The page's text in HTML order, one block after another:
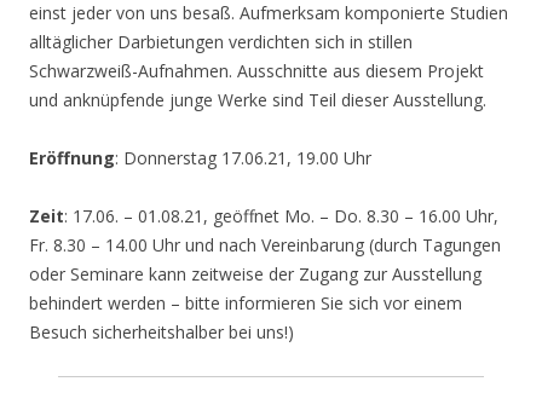
einst jeder von uns besaß. Aufmerksam komponierte Studien
alltäglicher Darbietungen verdichten sich in stillen
Schwarzweiß-Aufnahmen. Ausschnitte aus diesem Projekt
und anknüpfende junge Werke sind Teil dieser Ausstellung.
Eröffnung: Donnerstag 17.06.21, 19.00 Uhr
Zeit: 17.06. – 01.08.21, geöffnet Mo. – Do. 8.30 – 16.00 Uhr,
Fr. 8.30 – 14.00 Uhr und nach Vereinbarung (durch Tagungen
oder Seminare kann zeitweise der Zugang zur Ausstellung
behindert werden – bitte informieren Sie sich vor einem
Besuch sicherheitshalber bei uns!)